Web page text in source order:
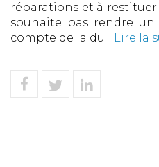
réparations et à
souhaite pas rendre
compte de la du... Lire la